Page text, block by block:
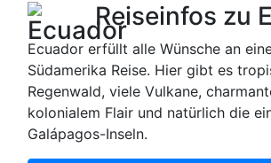
Reiseinfos zu
Ecuador erfüllt alle Wünsche an
Südamerika Reise. Hier gibt es
Regenwald, viele Vulkane,
kolonialem Flair und natürlich die
Galápagos-Inseln.